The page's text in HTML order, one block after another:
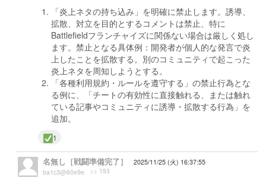
「炎上ネタの持ち込み」を明確に禁止します。誘導、
拡散、対立を目的とするコメントは禁止、特に
Battlefieldフランチャイズに関係ない場合は厳しく処し
ます。禁止となる具体例：開発者が個人的な発言で炎
上したことを拡散する。別のコミュニティで起こった
炎上ネタを周知しようとする。
「各種利用規約・ルールを遵守する」の禁止行為とな
る例に、「チートの有効性に直接触れる、または触れ
ている記事やコミュニティに誘導・拡散する行為」を
追加。
1
名無し［戦闘準備完了］
2025/11/25 (火) 16:37:55
ba1c3@60e9e
>> 193